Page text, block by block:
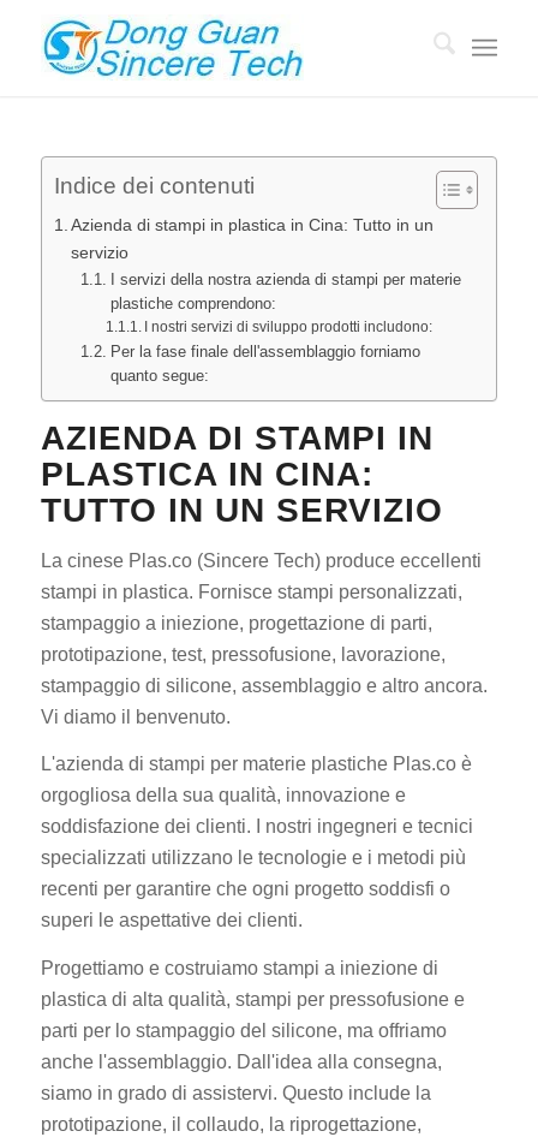
Indice dei contenuti
Azienda di stampi in plastica in Cina: Tutto in un
servizio
I servizi della nostra azienda di stampi per materie
plastiche comprendono:
I nostri servizi di sviluppo prodotti includono:
Per la fase finale dell'assemblaggio forniamo
quanto segue:
AZIENDA DI STAMPI IN
PLASTICA IN CINA:
TUTTO IN UN SERVIZIO
La cinese Plas.co (Sincere Tech) produce eccellenti
stampi in plastica. Fornisce stampi personalizzati,
stampaggio a iniezione, progettazione di parti,
prototipazione, test, pressofusione, lavorazione,
stampaggio di silicone, assemblaggio e altro ancora.
Vi diamo il benvenuto.
L'azienda di stampi per materie plastiche Plas.co è
orgogliosa della sua qualità, innovazione e
soddisfazione dei clienti. I nostri ingegneri e tecnici
specializzati utilizzano le tecnologie e i metodi più
recenti per garantire che ogni progetto soddisfi o
superi le aspettative dei clienti.
Progettiamo e costruiamo stampi a iniezione di
plastica di alta qualità, stampi per pressofusione e
parti per lo stampaggio del silicone, ma offriamo
anche l'assemblaggio. Dall'idea alla consegna,
siamo in grado di assistervi. Questo include la
prototipazione, il collaudo, la riprogettazione,